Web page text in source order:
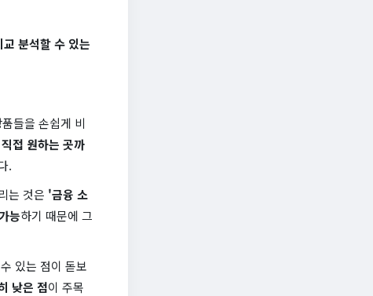
분석할 수 있는
들을 손쉽게 비
접 원하는 곳까
.
는 것은 '금융 소
능하기 때문에 그
있는 점이 돋보
낮은 점이 주목